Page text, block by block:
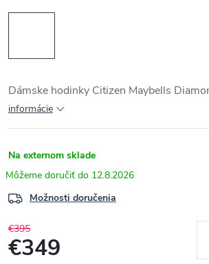
Dámske hodinky Citizen Maybells
informácie
Na externom sklade
12.8.2026
Možnosti doručenia
€395
€349